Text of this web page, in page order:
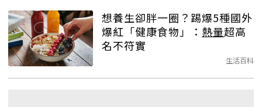
想養生卻胖一圈？踢爆5種國外
爆紅「健康食物」： 熱量超高
名不符實
生活百科